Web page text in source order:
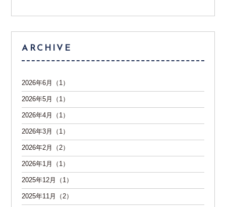
ARCHIVE
2026年6月（1）
2026年5月（1）
2026年4月（1）
2026年3月（1）
2026年2月（2）
2026年1月（1）
2025年12月（1）
2025年11月（2）